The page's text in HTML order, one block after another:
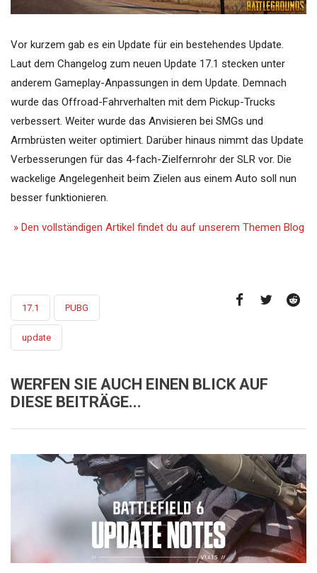
Vor kurzem gab es ein Update für ein bestehendes Update.
Laut dem Changelog zum neuen Update 17.1 stecken unter
anderem Gameplay-Anpassungen in dem Update. Demnach
wurde das Offroad-Fahrverhalten mit dem Pickup-Trucks
verbessert. Weiter wurde das Anvisieren bei SMGs und
Armbrüsten weiter optimiert. Darüber hinaus nimmt das Update
Verbesserungen für das 4-fach-Zielfernrohr der SLR vor. Die
wackelige Angelegenheit beim Zielen aus einem Auto soll nun
besser funktionieren.
» Den vollständigen Artikel findet du auf unserem Themen Blog
17.1 PUBG
update
WERFEN SIE AUCH EINEN BLICK AUF
DIESE BEITRÄGE...